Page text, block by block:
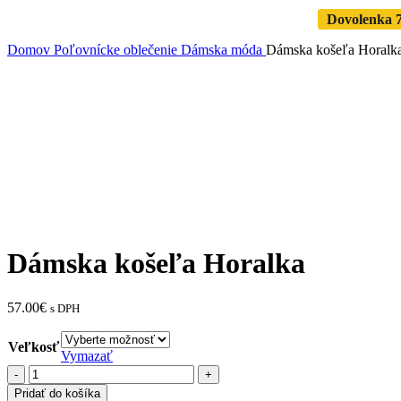
Dovolenka
Domov Poľovnícke oblečenie Dámska móda Dámska košeľa
Dámska košeľa Horalka
57.00€ s DPH
Veľkosť
Vymazať
množstvo
Dámska
Pridať do košíka